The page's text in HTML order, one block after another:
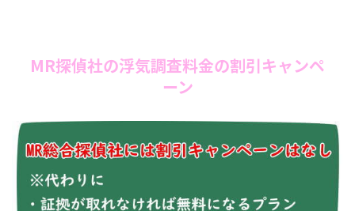
MR探偵社の浮気調査料金の割引キャンペ
ーン